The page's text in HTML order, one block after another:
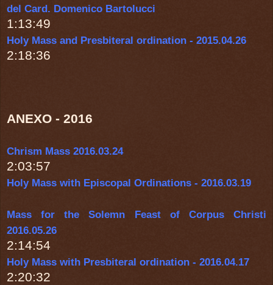
del Card. Domenico Bartolucci
1:13:49
Holy Mass and Presbiteral ordination - 2015.04.26
2:18:36
ANEXO - 2016
Chrism Mass 2016.03.24
2:03:57
Holy Mass with Episcopal Ordinations - 2016.03.19
Mass for the Solemn Feast of Corpus Christi
2016.05.26
2:14:54
Holy Mass with Presbiteral ordination - 2016.04.17
2:20:32